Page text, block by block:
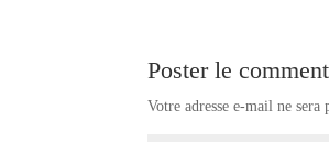
Poster le
Votre adresse e-mail ne sera